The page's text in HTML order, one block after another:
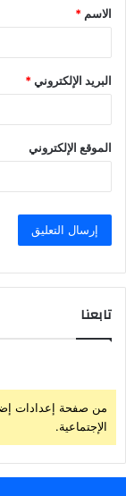
*
الاسم *
البريد الإلكتروني*
الموقع الإلكتروني
تابعنا
من صفحة إعدادات
الإجتماعية.